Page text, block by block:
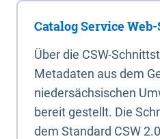
Catalog Service
Über die CSW-
Metadaten aus dem
niedersächsischen
bereit gestellt. Die
dem Standard CSW